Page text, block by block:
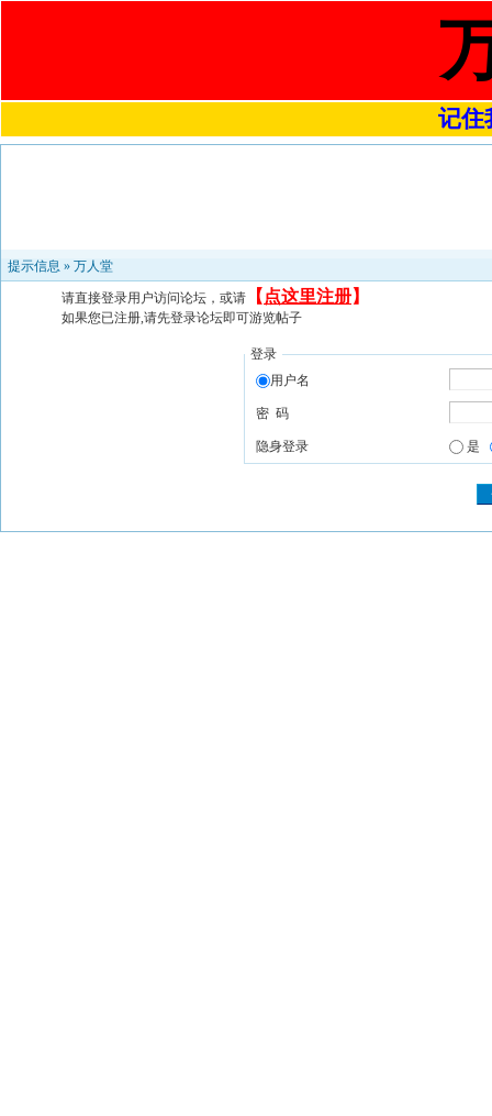
记住
提示信息 » 万人堂
请直接登录用户访问论坛，或请 【 点这里注册】
如果您已注册,请先登录论坛即可游览帖子
登录
用户名
密 码
隐身登录 是